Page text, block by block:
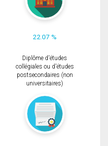
22.07 %
Diplôme d'études
collégiales ou d'études
postsecondaires (non
universitaires)